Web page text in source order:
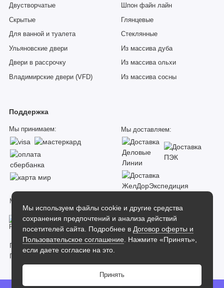
0
Мы используем файлы cookie и другие средства
сохранения предпочтений и анализа действий
посетителей сайта. Подробнее в Договор оферты и
Пользовательское соглашение . Нажмите «Принять»,
если даете согласие на это.
Принять
Двустворчатые
Скрытые
Для ванной и туалета
Ульяновские двери
Двери в рассрочку
Владимирские двери (VFD)
Шпон файн лайн
Глянцевые
Стеклянные
Из массива дуба
Из массива ольхи
Из массива сосны
Поддержка
Мы принимаем: Мы доставляем:
Мы в соцсетях:
Пользовательское соглашение
Политика конфиденциальности
Dverilab